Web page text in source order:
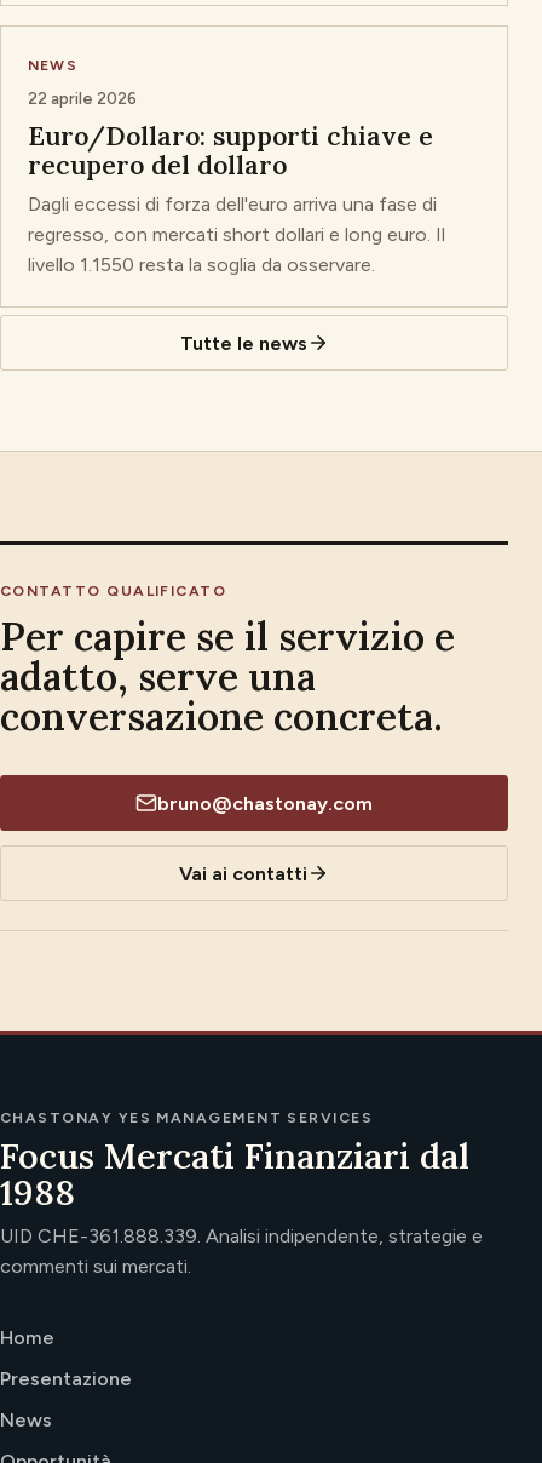
NEWS
22 aprile 2026
Euro/Dollaro: supporti chiave e
recupero del dollaro
Dagli eccessi di forza dell'euro arriva una fase di
regresso, con mercati short dollari e long euro. Il
livello 1.1550 resta la soglia da osservare.
Tutte le news
CONTATTO QUALIFICATO
Per capire se il servizio e
adatto, serve una
conversazione concreta.
bruno@chastonay.com
Vai ai contatti
CHASTONAY YES MANAGEMENT SERVICES
Focus Mercati Finanziari dal
1988
UID CHE-361.888.339. Analisi indipendente, strategie e
commenti sui mercati.
Home
Presentazione
News